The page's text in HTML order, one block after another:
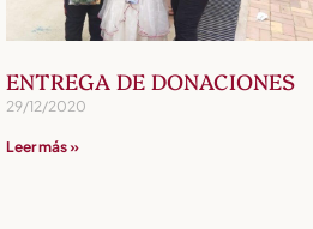
ENTREGA DE DONACIONES
29/12/2020
Leer más »